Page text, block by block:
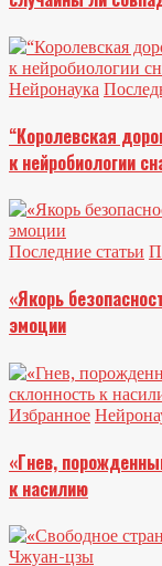
Нейронаука
“Королевская
к нейробиологии
Последние статьи
«Якорь
эмоции
Избранное
«Гнев,
к насилию